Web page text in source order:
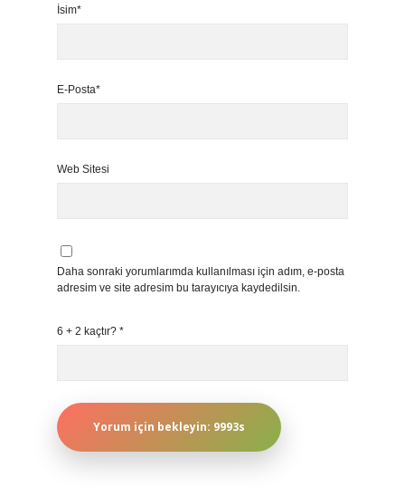
İsim*
E-Posta*
Web Sitesi
Daha sonraki yorumlarımda kullanılması için adım, e-posta
adresim ve site adresim bu tarayıcıya kaydedilsin.
6 + 2 kaçtır? *